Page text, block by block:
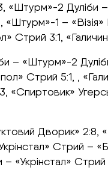
2 Дуліби
1 –
3:1,
– «Штурм»-2
Стрий 5:1, ,
«Спиртовик»
Дворик» 2:8,
Стрий –
– «Укрінстал»